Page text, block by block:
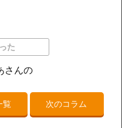
た
さんの
覧 次のコラム